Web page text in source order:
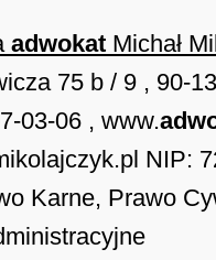
adwokat Michał
75 b / 9 , 90-
03-06 , www.
NIP:
Karne, Prawo